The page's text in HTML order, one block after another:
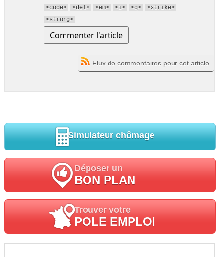
<code>
<del> <em> <i> <q>
<strike>
<strong>
Flux de commentaires pour cet article
Simulateur chômage
Déposer un
BON PLAN
Trouver votre
POLE EMPLOI